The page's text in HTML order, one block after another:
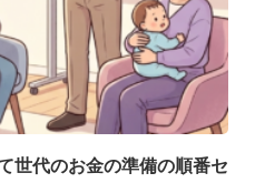
世代のお金の準備の順番セ